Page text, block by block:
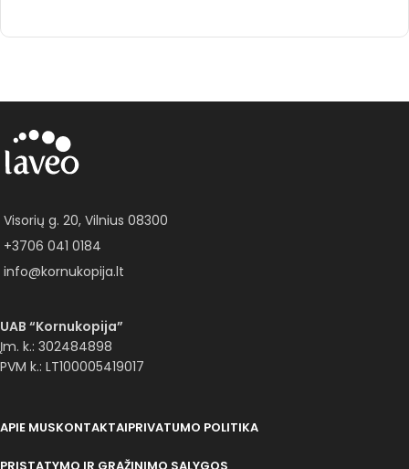
Visorių g. 20, Vilnius 08300
+3706 041 0184
info@kornukopija.lt
UAB “Kornukopija”
Įm. k.: 302484898
PVM k.: LT100005419017
APIE MUSKONTAKTAIPRIVATUMO POLITIKA